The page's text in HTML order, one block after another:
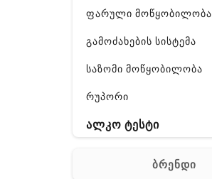
ფარული მოწყობილობა
გამოძახების სისტემა
საზომი მოწყობილობა
რუპორი
ალკო ტესტი
ბრენდი